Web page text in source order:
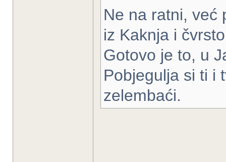
Ne na ratni, već
iz Kaknja i
Gotovo je to, u
Pobjegulja si ti i
zelembaći.